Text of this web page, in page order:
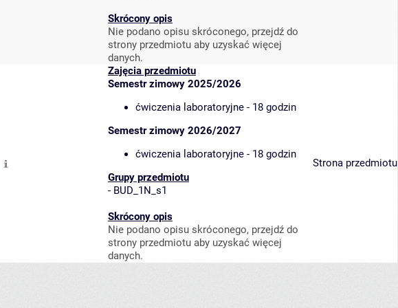
Skrócony opis
Nie podano opisu skróconego, przejdź do
strony przedmiotu aby uzyskać więcej
danych.
Zajęcia przedmiotu
Semestr zimowy 2025/2026
ćwiczenia laboratoryjne - 18 godzin
Semestr zimowy 2026/2027
ćwiczenia laboratoryjne - 18 godzin
Grupy przedmiotu
- BUD_1N_s1
Skrócony opis
Nie podano opisu skróconego, przejdź do
strony przedmiotu aby uzyskać więcej
danych.
Strona przedmiotu